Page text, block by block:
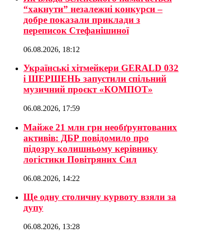
“хакнути” незалежні конкурси –
добре показали приклади з
переписок Стефанішиної
06.08.2026, 18:12
Українські хітмейкери GERALD 032
і ШЕРШЕНЬ запустили спільний
музичний проєкт «КОМПОТ»
06.08.2026, 17:59
Майже 21 млн грн необґрунтованих
активів: ДБР повідомило про
підозру колишньому керівнику
логістики Повітряних Сил
06.08.2026, 14:22
Ще одну столичну курвоту взяли за
дупу
06.08.2026, 13:28